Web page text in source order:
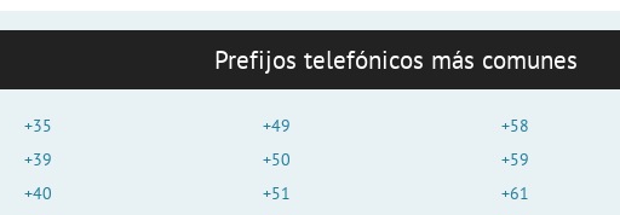
Prefijos telefónicos más comunes
+35
+39
+40
+49
+50
+51
+58
+59
+61